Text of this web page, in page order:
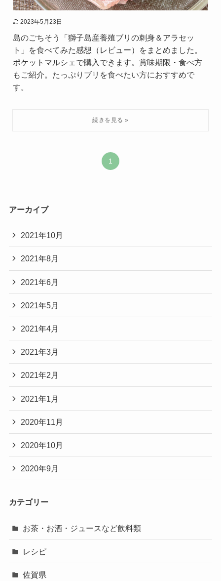
2023年5月23日
島のごちそう「獅子島産養殖ブリの刺身＆アラセッ
ト」を食べてみた感想（レビュー）をまとめました。
ポケットマルシェで購入できます。賞味期限・食べ方
もご紹介。たっぷりブリを食べたい方におすすめで
す。
1
アーカイブ
2021年10月
2021年8月
2021年6月
2021年5月
2021年4月
2021年3月
2021年2月
2021年1月
2020年11月
2020年10月
2020年9月
カテゴリー
お茶・お酒・ジュースなど飲料類
レシピ
佐賀県